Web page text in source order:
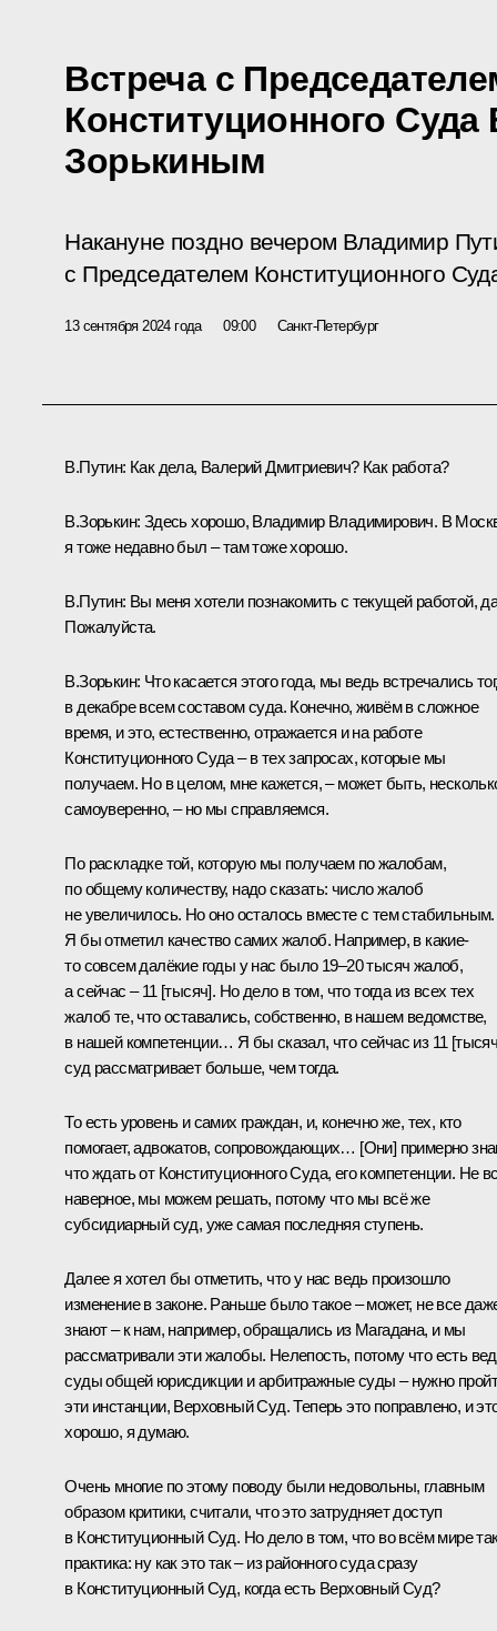
Встреча с
Конституционного
Зорькиным
Накануне поздно вечером Владимир
с Председателем Конституционного
13 сентября 2024 года 09:00 Санкт-Петербург
В.Путин: Как дела, Валерий Дмитриевич? Как работа?
В.Зорькин: Здесь хорошо, Владимир Владимирович. В
я тоже недавно был – там тоже хорошо.
В.Путин: Вы меня хотели познакомить с текущей работой,
Пожалуйста.
В.Зорькин: Что касается этого года, мы ведь встречались
в декабре всем составом суда. Конечно, живём в сложное
время, и это, естественно, отражается и на работе
Конституционного Суда – в тех запросах, которые мы
получаем. Но в целом, мне кажется, – может быть,
самоуверенно, – но мы справляемся.
По раскладке той, которую мы получаем по жалобам,
по общему количеству, надо сказать: число жалоб
не увеличилось. Но оно осталось вместе с тем стабильным.
Я бы отметил качество самих жалоб. Например, в какие-
то совсем далёкие годы у нас было 19–20 тысяч жалоб,
а сейчас – 11 [тысяч]. Но дело в том, что тогда из всех тех
жалоб те, что оставались, собственно, в нашем ведомстве,
в нашей компетенции… Я бы сказал, что сейчас из 11
суд рассматривает больше, чем тогда.
То есть уровень и самих граждан, и, конечно же, тех, кто
помогает, адвокатов, сопровождающих… [Они] примерно
что ждать от Конституционного Суда, его компетенции. Не
наверное, мы можем решать, потому что мы всё же
субсидиарный суд, уже самая последняя ступень.
Далее я хотел бы отметить, что у нас ведь произошло
изменение в законе. Раньше было такое – может, не все
знают – к нам, например, обращались из Магадана, и мы
рассматривали эти жалобы. Нелепость, потому что есть
суды общей юрисдикции и арбитражные суды – нужно
эти инстанции, Верховный Суд. Теперь это поправлено, и
хорошо, я думаю.
Очень многие по этому поводу были недовольны, главным
образом критики, считали, что это затрудняет доступ
в Конституционный Суд. Но дело в том, что во всём мире
практика: ну как это так – из районного суда сразу
в Конституционный Суд, когда есть Верховный Суд?